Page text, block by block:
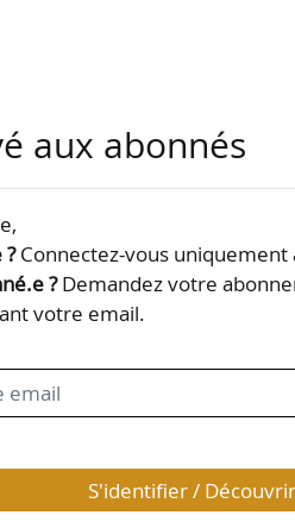
aux abonnés
Connectez-vous uniquement
?Demandez votre
votre email.
S'identifier / Découvrir